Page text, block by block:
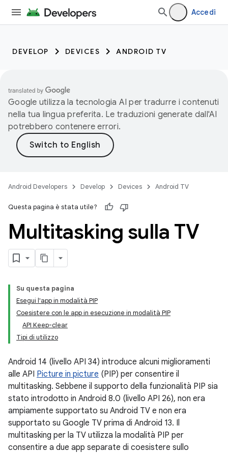
Accedi
DEVELOP DEVICES ANDROID TV
Google utilizza la tecnologia AI per tradurre i contenuti
nella tua lingua preferita. Le traduzioni generate dall'AI
potrebbero contenere errori.
Android Developers Develop Devices Android TV
Questa pagina è stata utile?
Multitasking sulla TV
Su questa pagina
Esegui l'app in modalità PIP
Coesistere con le app in esecuzione in modalità PIP
API Keep-clear
Tipi di utilizzo
Android 14 (livello API 34) introduce alcuni miglioramenti
alle API Picture in picture (PIP) per consentire il
multitasking. Sebbene il supporto della funzionalità PIP sia
stato introdotto in Android 8.0 (livello API 26), non era
ampiamente supportato su Android TV e non era
supportato su Google TV prima di Android 13. Il
multitasking per la TV utilizza la modalità PIP per
consentire a due app separate di coesistere sullo